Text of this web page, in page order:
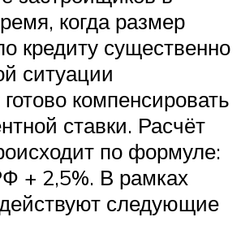
когда размер
кредиту существенно
ситуации
готово компенсировать
ставки. Расчёт
по формуле:
+ 2,5%. В рамках
следующие